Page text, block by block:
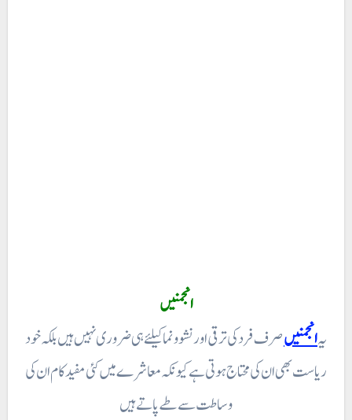
انجمنیں
یہانجمنیںصرف فرد کی ترقی اور نشو و نما کیلئے ہی ضروری نہیں ہیں بلکہ خود
ریاست بھی ان کی محتاج ہوتی ہے کیونکہ معاشرے میں کئی مفید کام ان کی
وساطت سے طے پاتے ہیں